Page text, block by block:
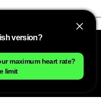
version?
maximum heart rate?
limit